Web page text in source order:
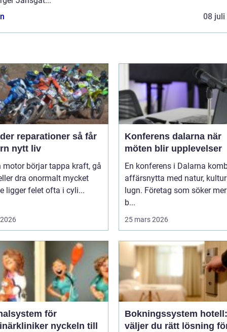
08 juli
reparationer så får
nytt liv
motor börjar tappa kraft, gå
dra onormalt mycket
ligger felet ofta i cyli...
Konferens dalarna när
möten blir upplevelser
En konferens i Dalarna
affärsnytta med natur,
lugn. Företag som söker
b...
25 mars 2026
för
nyckeln till
Bokningssystem
väljer du rätt lösning